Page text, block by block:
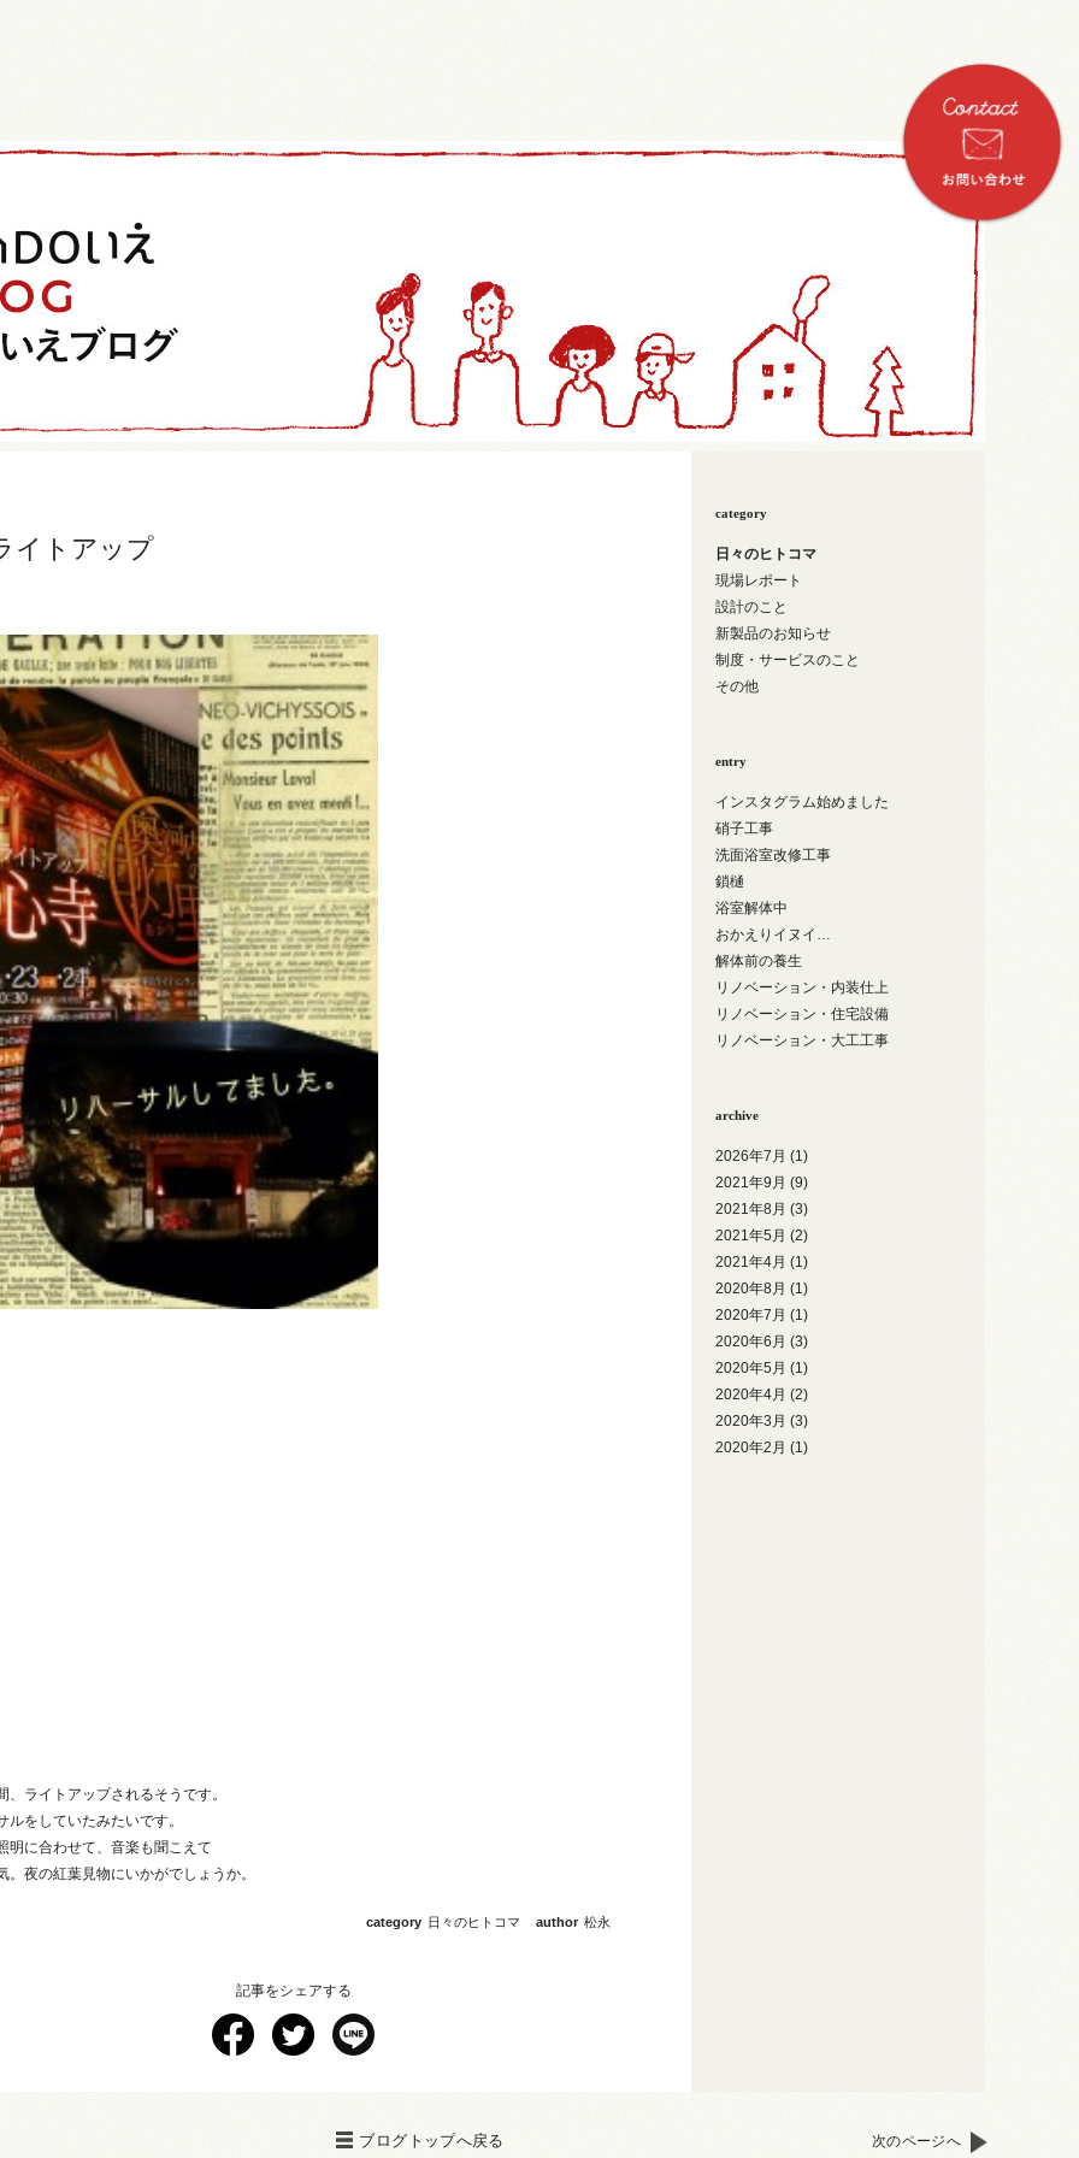
イトアップ
、ライトアップされるそうです。
ルをしていたみたいです。
明に合わせて、音楽も聞こえて
。夜の紅葉見物にいかがでしょうか。
category 日々のヒトコマ author 松永
記事をシェアする
category
日々のヒトコマ
現場レポート
設計のこと
新製品のお知らせ
制度・サービスのこと
その他
entry
インスタグラム始めました
硝子工事
洗面浴室改修工事
鎖樋
浴室解体中
おかえりイヌイ…
解体前の養生
リノベーション・内装仕上
リノベーション・住宅設備
リノベーション・大工工事
archive
2026年7月 (1)
2021年9月 (9)
2021年8月 (3)
2021年5月 (2)
2021年4月 (1)
2020年8月 (1)
2020年7月 (1)
2020年6月 (3)
2020年5月 (1)
2020年4月 (2)
2020年3月 (3)
2020年2月 (1)
ブログトップへ戻る 次のページへ